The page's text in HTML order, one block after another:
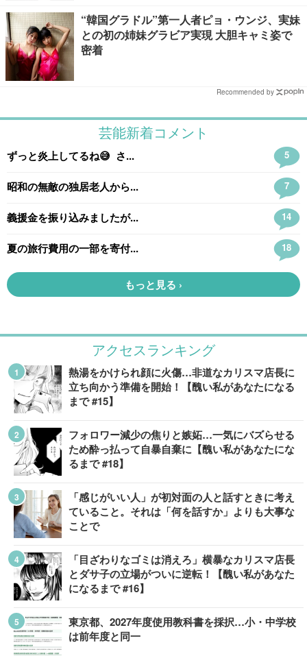
“韓国グラドル”第一人者ピョ・ウンジ、実妹
との初の姉妹グラビア実現 大胆キャミ姿で
密着
Recommended by
アクセスランキング
熱湯をかけられ顔に火傷…非道なカリスマ店長に
立ち向かう準備を開始！【醜い私があなたになる
まで #15】
フォロワー減少の焦りと嫉妬…一気にバズらせる
ため酔っ払って自暴自棄に【醜い私があなたにな
るまで #18】
「感じがいい人」が初対面の人と話すときに考え
ていること。それは「何を話すか」よりも大事な
ことで
「目ざわりなゴミは消えろ」横暴なカリスマ店長
とダサ子の立場がついに逆転！【醜い私があなた
になるまで #16】
東京都、2027年度使用教科書を採択…小・中学校
は前年度と同一